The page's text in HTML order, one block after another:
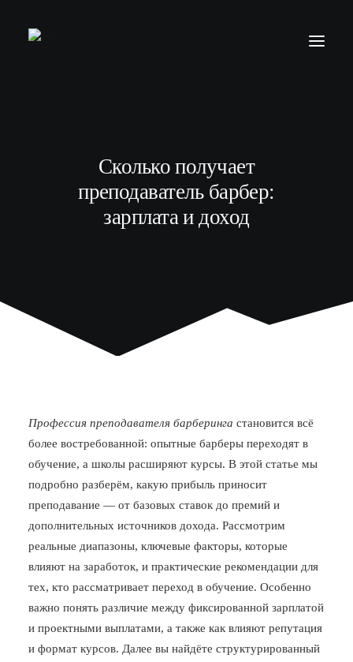
МОДЕЛЯМ
ВЫПУСКНИКИ
Сколько получает
преподаватель барбер:
зарплата и доход
Профессия преподавателя барберинга становится всё
более востребованной: опытные барберы переходят в
обучение, а школы расширяют курсы. В этой статье мы
подробно разберём, какую прибыль приносит
преподавание — от базовых ставок до премий и
дополнительных источников дохода. Рассмотрим
реальные диапазоны, ключевые факторы, которые
влияют на заработок, и практические рекомендации для
тех, кто рассматривает переход в обучение. Особенно
важно понять различие между фиксированной зарплатой
и проектными выплатами, а также как влияют репутация
и формат курсов. Далее вы найдёте структурированный